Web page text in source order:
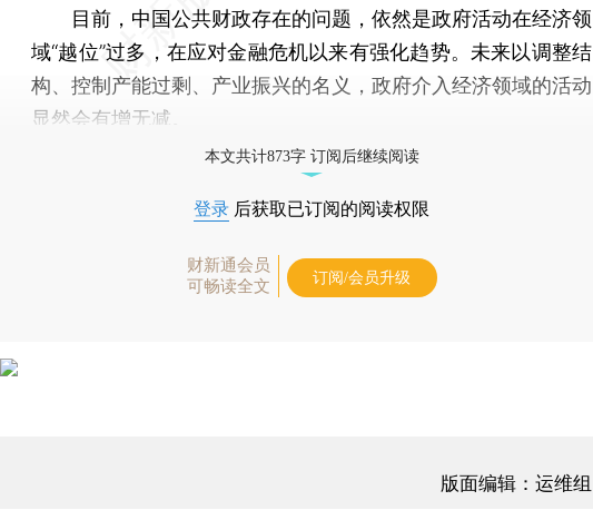
目前，中国公共财政存在的问题，依然是政府活动在经济领
域“越位”过多，在应对金融危机以来有强化趋势。未来以调整结
构、控制产能过剩、产业振兴的名义，政府介入经济领域的活动
显然会有增无减。
本文共计873字 订阅后继续阅读
登录 后获取已订阅的阅读权限
财新通会员
可畅读全文
订阅/会员升级
版面编辑：运维组